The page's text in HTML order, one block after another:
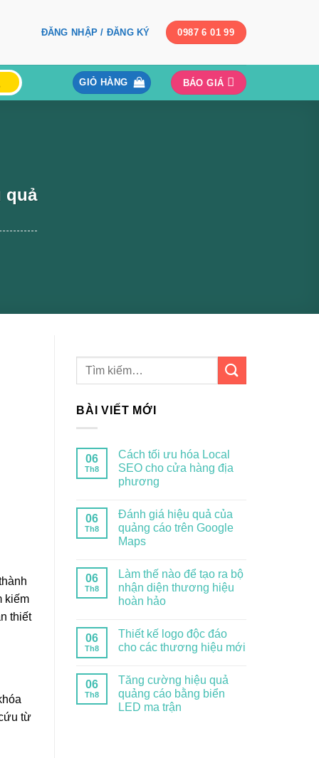
ĐĂNG NHẬP / ĐĂNG KÝ 0987 6 01 99
GIỎ HÀNG BÁO GIÁ
quả
kiếm
thiết
từ
BÀI VIẾT MỚI
06
Th8
Cách tối ưu hóa Local
SEO cho cửa hàng địa
phương
06
Th8
Đánh giá hiệu quả của
quảng cáo trên Google
Maps
06
Th8
Làm thế nào để tạo ra bộ
nhận diện thương hiệu
hoàn hảo
06
Th8
Thiết kế logo độc đáo
cho các thương hiệu mới
06
Th8
Tăng cường hiệu quả
quảng cáo bằng biển
LED ma trận